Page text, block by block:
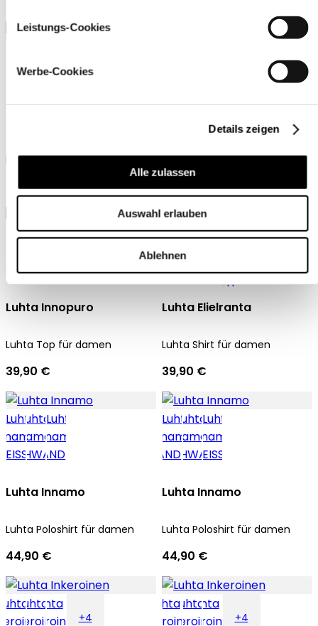
Leistungs-Cookies
Werbe-Cookies
Details zeigen
Alle zulassen
Auswahl erlauben
Ablehnen
Luhta T-shirt für damen
34,90 €
Luhta Kivimaa
Luhta Poloshirt für damen
39,90 €
Luhta Innopuro
Luhta Top für damen
39,90 €
Luhta Elielranta
Luhta Shirt für damen
39,90 €
Luhta Innamo
Luhta Poloshirt für damen
44,90 €
Luhta Innamo
Luhta Poloshirt für damen
44,90 €
+4
+4